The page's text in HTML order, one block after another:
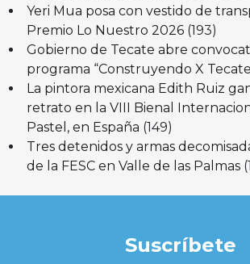
Yeri Mua posa con vestido de
Premio Lo Nuestro 2026 (193)
Gobierno de Tecate abre
programa “Construyendo X
La pintora mexicana Edith Ruiz
retrato en la VIII Bienal
Pastel, en España (149)
Tres detenidos y armas
de la FESC en Valle de las Palmas
Suscríbete